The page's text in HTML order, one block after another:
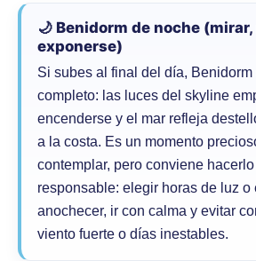
🌙 Benidorm de noche (mirar,
exponerse)
Si subes al final del día,
completo: las luces del skyline
encenderse y el mar refleja
a la costa. Es un momento
contemplar, pero conviene
responsable: elegir horas de luz o
anochecer, ir con calma y evitar
viento fuerte o días inestables.